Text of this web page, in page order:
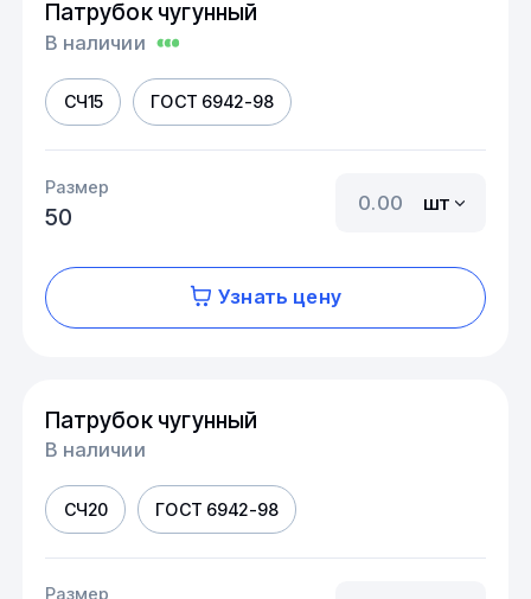
Патрубок чугунный
В наличии
СЧ15 ГОСТ 6942-98
Размер
50
шт
Узнать цену
Патрубок чугунный
В наличии
СЧ20 ГОСТ 6942-98
Размер